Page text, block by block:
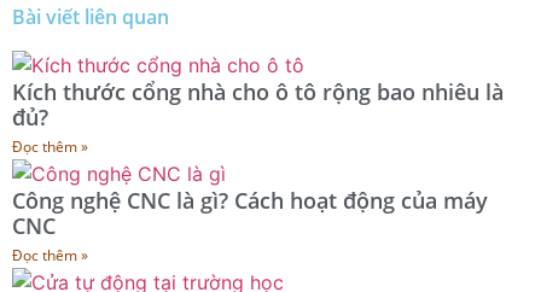
Bài viết liên quan
Kích thước cổng nhà cho ô tô rộng bao nhiêu là
đủ?
Đọc thêm »
Công nghệ CNC là gì? Cách hoạt động của máy
CNC
Đọc thêm »